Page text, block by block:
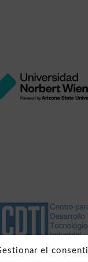
el
científica de los
Dide que detectan
CDTI
para
de